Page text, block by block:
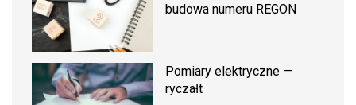
budowa numeru REGON
Pomiary elektryczne —
ryczałt